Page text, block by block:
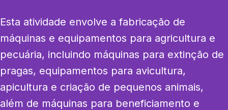
Esta atividade envolve a fabricação de
máquinas e equipamentos para agricultura e
pecuária, incluindo máquinas para extinção de
pragas, equipamentos para avicultura,
apicultura e criação de pequenos animais,
além de máquinas para beneficiamento e